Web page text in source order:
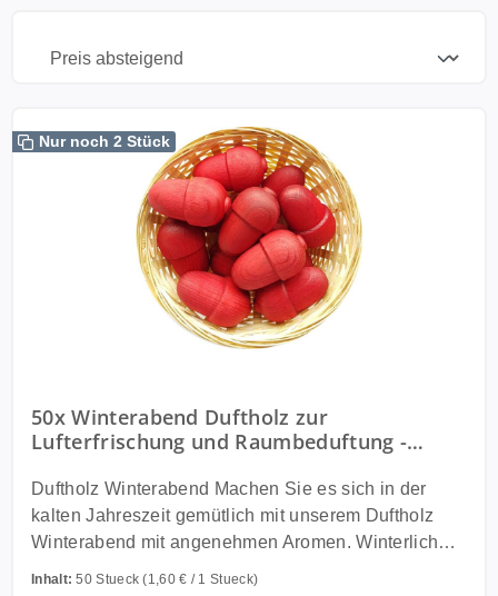
Nur noch 2 Stück
50x Winterabend Duftholz zur
Lufterfrischung und Raumbeduftung -
Duftholz Winterabend Machen Sie es sich in der
kalten Jahreszeit gemütlich mit unserem Duftholz
Winterabend mit angenehmen Aromen. Winterliche
Inhalt:50 Stueck(1,60 € / 1 Stueck)